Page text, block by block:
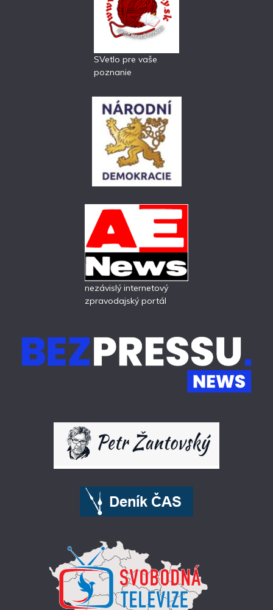
SVetlo pre vaše
poznanie
nezávislý internetový
zpravodajský portál